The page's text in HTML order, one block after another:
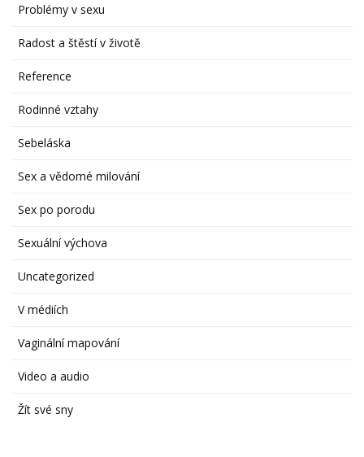
Problémy v sexu
Radost a štěstí v životě
Reference
Rodinné vztahy
Sebeláska
Sex a vědomé milování
Sex po porodu
Sexuální výchova
Uncategorized
V médiích
Vaginální mapování
Video a audio
Žít své sny